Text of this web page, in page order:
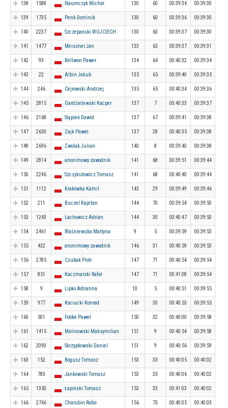
138 1588 Naumczyk Michał 130 60 00:39:34 00:39:30
139 1735 Penk Dominik 130 60 00:39:36 00:39:30
140 2237 Szczepański WOJCIECH 130 60 00:39:37 00:39:30
141 1477 Meissner Jan 133 63 00:39:37 00:39:31
142 93 Bellwon Paweł 134 64 00:40:32 00:39:34
143 22 Albin Jakub 135 65 00:39:40 00:39:35
144 246 Cejrowski Andrzej 135 65 00:40:34 00:39:36
145 2815 Gardzielewski Kacper 137 7 00:40:33 00:39:37
146 2168 Stępień Dawid 137 67 00:39:41 00:39:38
147 2630 Zajk Paweł 137 28 00:40:35 00:39:38
148 2696 Zwolak Julian 140 8 00:39:40 00:39:38
149 2814 anonimowy zawodnik 141 68 00:39:51 00:39:44
150 2246 Szczykutowicz Tomasz 141 68 00:40:40 00:39:44
151 1112 Krakówka Kamil 143 29 00:39:49 00:39:46
152 211 Buczel Kajetan 144 70 00:39:54 00:39:50
153 1243 Lachowicz Adrian 144 30 00:40:47 00:39:50
154 2461 Waśniewska Martyna 9 5 00:39:59 00:39:53
155 432 anonimowy zawodnik 146 31 00:40:59 00:39:53
156 2785 Czubak Piotr 147 71 00:40:54 00:39:54
157 851 Kaczmarski Rafał 147 71 00:41:08 00:39:54
158 9 Lipko Adrianna 10 5 00:40:51 00:39:55
159 977 Kociucki Konrad 149 30 00:40:53 00:39:55
160 501 Fobke Paweł 150 32 00:40:00 00:39:58
161 1415 Malinowski Maksymilian 151 9 00:40:54 00:39:58
162 2090 Skrzypkowski Daniel 151 9 00:40:56 00:39:59
163 152 Bogusz Tomasz 153 33 00:40:05 00:40:02
164 783 Jankowski Tomasz 153 33 00:40:06 00:40:02
165 1350 Łapiński Tomasz 153 33 00:41:03 00:40:02
166 2746 Charubin Rafał 156 73 00:40:05 00:40:03